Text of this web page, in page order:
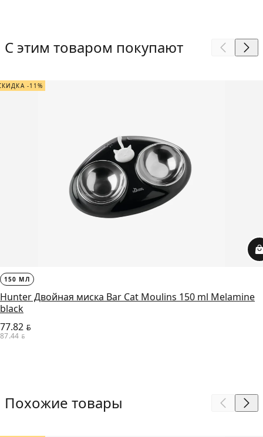
С этим товаром покупают
-11%
150 МЛ
Hunter Двойная миска Bar Cat Moulins 150 ml Melamine
black
77.82 BYN
87.44 BYN
Похожие товары